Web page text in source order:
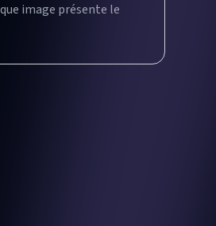
image présente le